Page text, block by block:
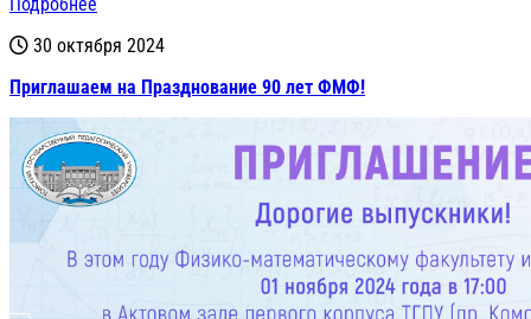
30 октября 2024
Приглашаем на Празднование 90 лет ФМФ!